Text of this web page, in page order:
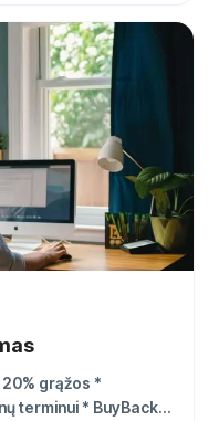
grąžos *
terminui * BuyBack